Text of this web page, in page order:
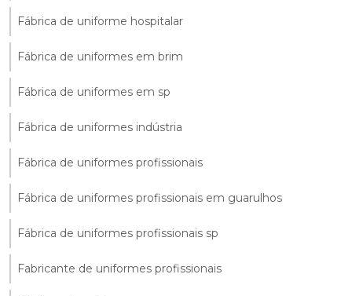
Fábrica de uniforme hospitalar
Fábrica de uniformes em brim
Fábrica de uniformes em sp
Fábrica de uniformes indústria
Fábrica de uniformes profissionais
Fábrica de uniformes profissionais em guarulhos
Fábrica de uniformes profissionais sp
Fabricante de uniformes profissionais